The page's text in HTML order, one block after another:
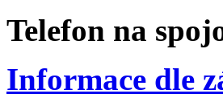
Telefon na
Informace dle